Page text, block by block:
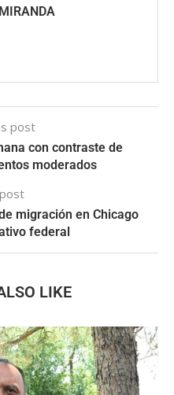
post
con contraste de
moderados
migración en Chicago
federal
LIKE